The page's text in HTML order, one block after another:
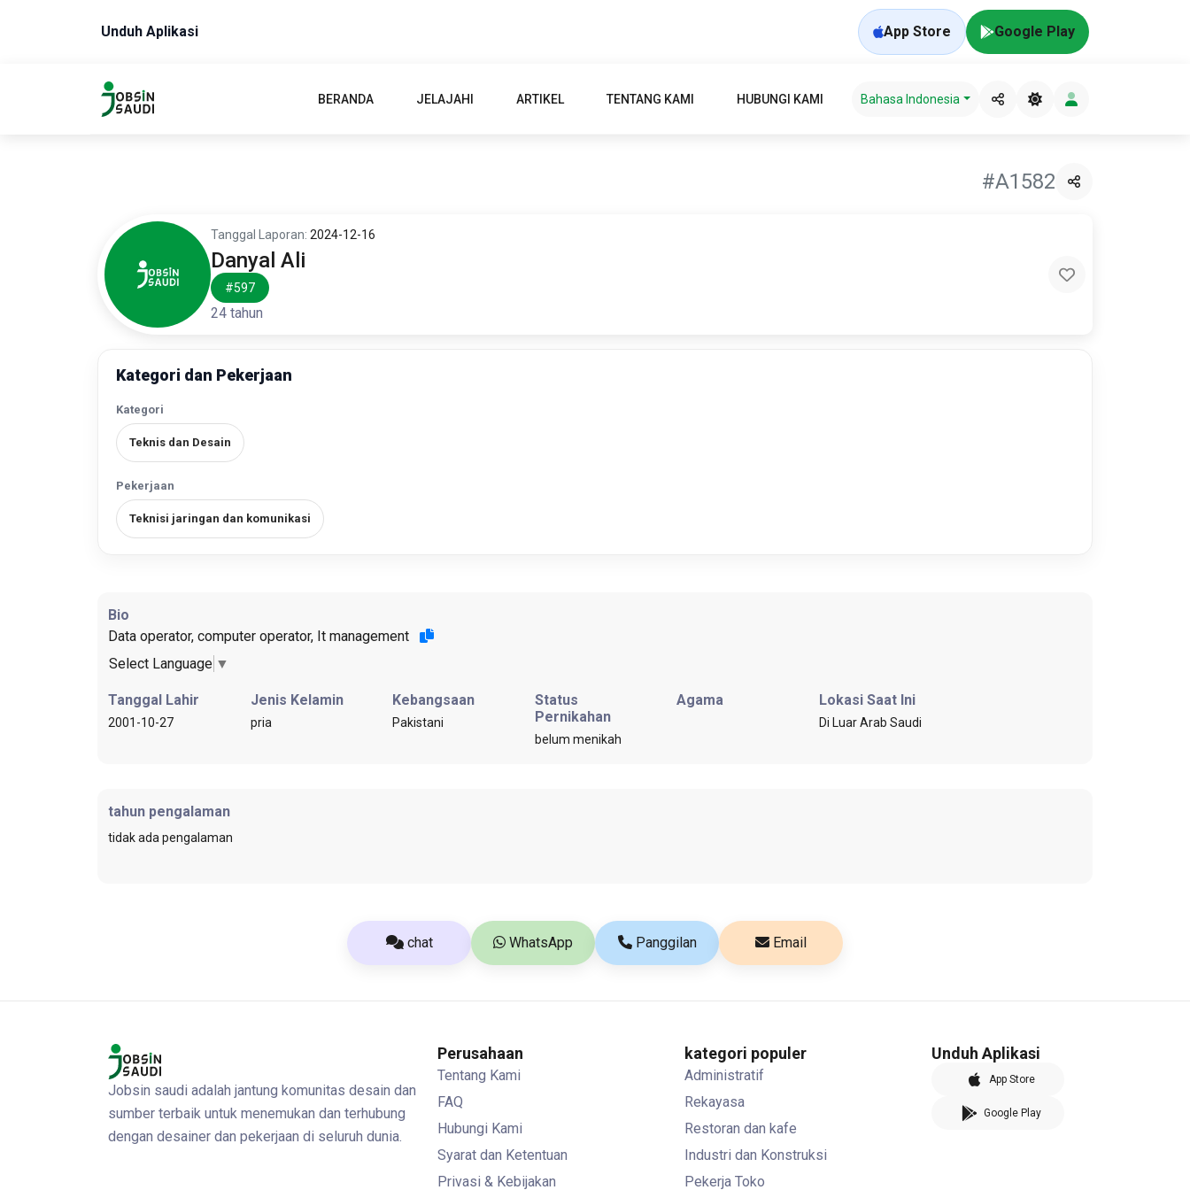
Unduh Aplikasi App Store Google Play
BERANDA JELAJAHI ARTIKEL TENTANG KAMI HUBUNGI KAMI Bahasa Indonesia
#A1582
Tanggal Laporan: 2024-12-16
Danyal Ali
#597
24 tahun
Kategori dan Pekerjaan
Kategori
Teknis dan Desain
Pekerjaan
Teknisi jaringan dan komunikasi
Bio
Data operator, computer operator, It management
Select Language ▼
Tanggal Lahir
2001-10-27
Jenis Kelamin
pria
Kebangsaan
Pakistani
Status
Pernikahan
belum menikah
Agama Lokasi Saat Ini
Di Luar Arab Saudi
tahun pengalaman
tidak ada pengalaman
chat WhatsApp Panggilan Email
Jobsin saudi adalah jantung komunitas desain dan
sumber terbaik untuk menemukan dan terhubung
dengan desainer dan pekerjaan di seluruh dunia.
Perusahaan
Tentang Kami
FAQ
Hubungi Kami
Syarat dan Ketentuan
Privasi & Kebijakan
kategori populer
Administratif
Rekayasa
Restoran dan kafe
Industri dan Konstruksi
Pekerja Toko
Unduh Aplikasi
App Store
Google Play